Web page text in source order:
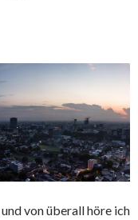
von überall höre ich